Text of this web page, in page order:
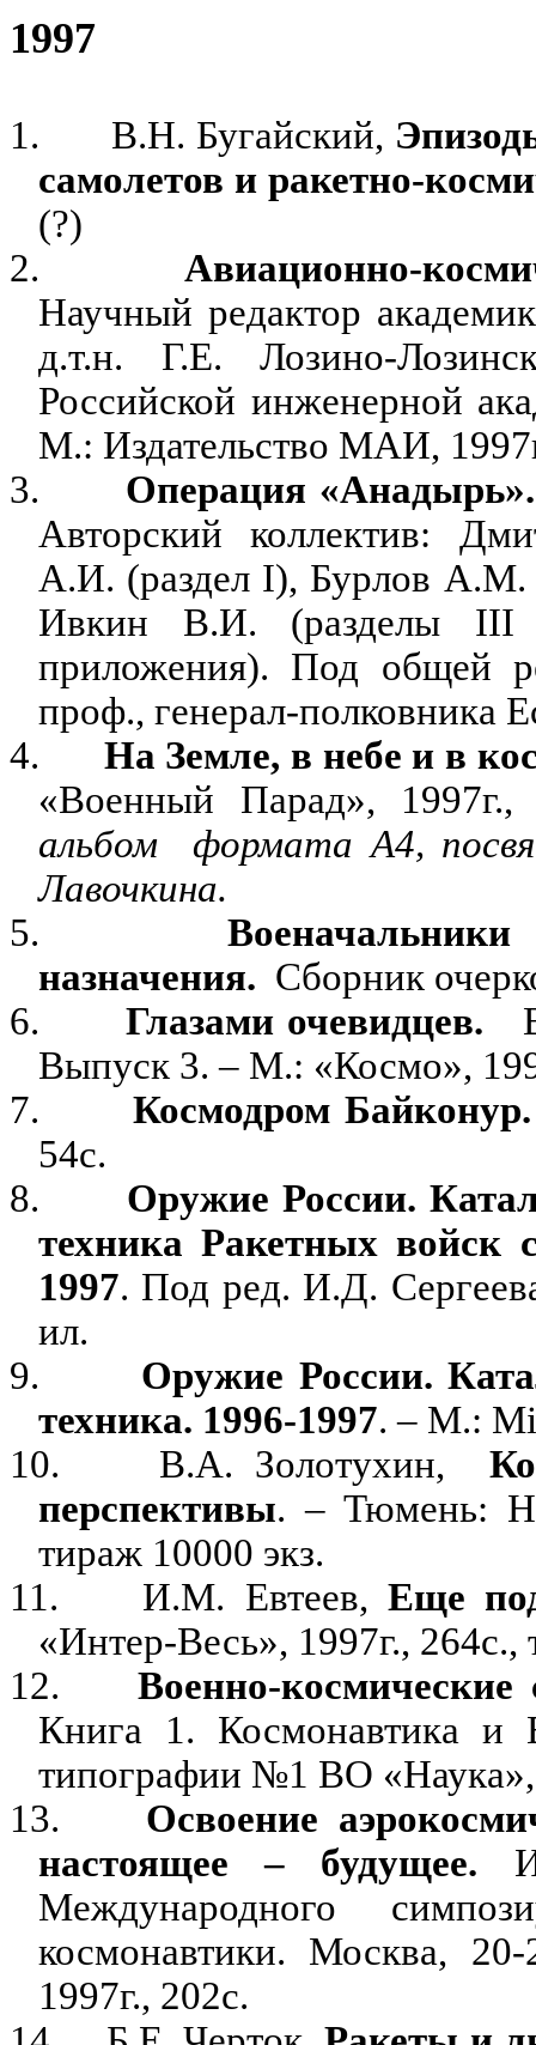
1997
1. В.Н. Бугайский,
самолетов и ракетно-
(?)
2.
Авиационно-
Научный редактор
д.т.н. Г.Е. Лозино-
Российской инженерной
М.: Издательство МАИ,
3.
Операция «Анадырь».
Авторский коллектив:
А.И. (раздел I), Бурлов А.М.
Ивкин В.И. (разделы III
приложения). Под общей
проф., генерал-
4.
На Земле, в небе и в
«Военный Парад»,
альбом
формата А4,
Лавочкина.
5.
Военачальники
назначения. Сборник
6.
Глазами очевидцев.
Выпуск 3. – М.: «Космо»,
7.
Космодром Байконур.
54с.
8.
Оружие России.
техника Ракетных войск
1997. Под ред. И.Д.
ил.
9.
Оружие России.
техника. 1996-1997. – М.:
10.
В.А. Золотухин,
перспективы. – Тюмень:
тираж 10000 экз.
11.
И.М. Евтеев, Еще
«Интер-Весь», 1997г., 264с.,
12.
Военно-
Книга 1. Космонавтика
типографии №1 ВО «Наука»,
13.
Освоение
настоящее – будущее.
Международного
космонавтики. Москва,
1997г., 202с.